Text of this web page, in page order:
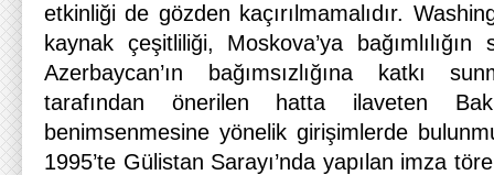
etkinliği de gözden kaçırılmamalıdır.
kaynak çeşitliliği, Moskova’ya
Azerbaycan’ın bağımsızlığına katkı
tarafından önerilen hatta ilaveten
benimsenmesine yönelik girişimlerde
1995’te Gülistan Sarayı’nda yapılan imza